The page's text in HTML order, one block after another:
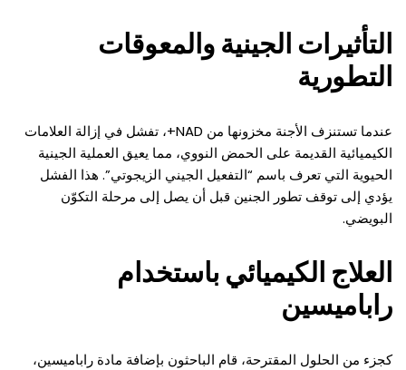
التأثيرات الجينية والمعوقات
التطورية
عندما تستنزف الأجنة مخزونها من NAD+، تفشل في إزالة العلامات
الكيميائية القديمة على الحمض النووي، مما يعيق العملية الجينية
الحيوية التي تعرف باسم “التفعيل الجيني الزيجوتي”. هذا الفشل
يؤدي إلى توقف تطور الجنين قبل أن يصل إلى مرحلة التكوّن
البويضي.
العلاج الكيميائي باستخدام
راباميسين
كجزء من الحلول المقترحة، قام الباحثون بإضافة مادة راباميسين،